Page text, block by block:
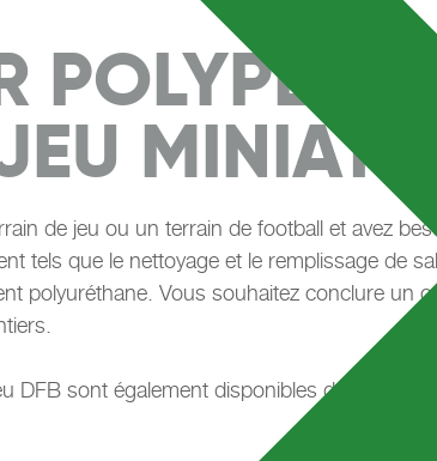
POLYPLAY
de jeu ou un terrain de football et avez
tels que le nettoyage et le remplissage de
polyuréthane. Vous souhaitez conclure un
DFB sont également disponibles dans la